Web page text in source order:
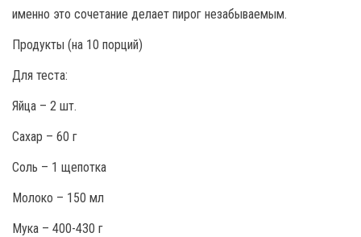
именно это сочетание делает пирог незабываемым.
Продукты (на 10 порций)
Для теста:
Яйца – 2 шт.
Сахар – 60 г
Соль – 1 щепотка
Молоко – 150 мл
Мука – 400-430 г